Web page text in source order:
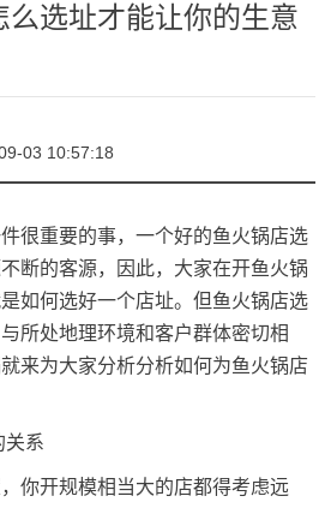
么选址才能让你的生意
03 10:57:18
重要的事，一个好的鱼火锅店选
断的客源，因此，大家在开鱼火锅
如何选好一个店址。但鱼火锅店选
所处地理环境和客户群体密切相
来为大家分析分析如何为鱼火锅店
系
开规模相当大的店都得考虑远